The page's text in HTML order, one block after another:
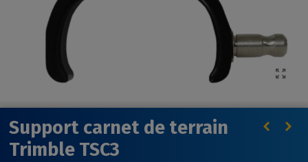
Support carnet de terrain
Trimble TSC3